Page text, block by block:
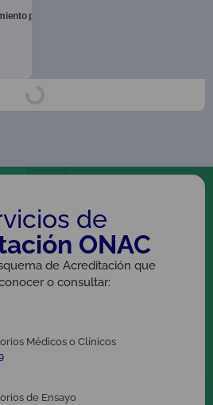
para los OEC
de
ONAC
de Acreditación que
o consultar:
Médicos o Clínicos
de Ensayo